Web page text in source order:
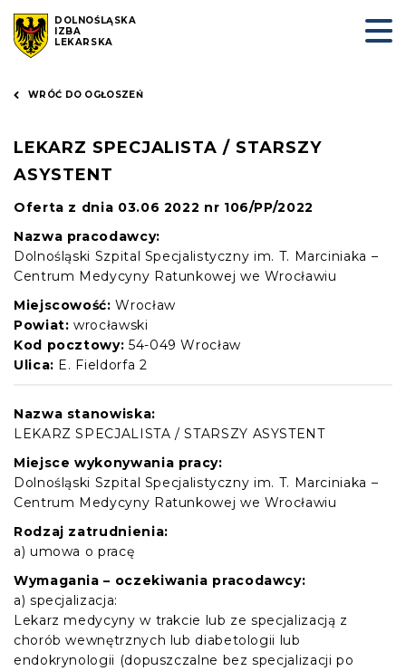
DOLNOŚLĄSKA
IZBA
LEKARSKA
WRÓĆ DO OGŁOSZEŃ
LEKARZ SPECJALISTA / STARSZY
ASYSTENT
Oferta z dnia 03.06 2022 nr 106/PP/2022
Nazwa pracodawcy:
Dolnośląski Szpital Specjalistyczny im. T. Marciniaka –
Centrum Medycyny Ratunkowej we Wrocławiu
Miejscowość: Wrocław
Powiat: wrocławski
Kod pocztowy: 54-049 Wrocław
Ulica: E. Fieldorfa 2
Nazwa stanowiska:
LEKARZ SPECJALISTA / STARSZY ASYSTENT
Miejsce wykonywania pracy:
Dolnośląski Szpital Specjalistyczny im. T. Marciniaka –
Centrum Medycyny Ratunkowej we Wrocławiu
Rodzaj zatrudnienia:
a) umowa o pracę
Wymagania – oczekiwania pracodawcy:
a) specjalizacja:
Lekarz medycyny w trakcie lub ze specjalizacją z
chorób wewnętrznych lub diabetologii lub
endokrynologii (dopuszczalne bez specjalizacji po